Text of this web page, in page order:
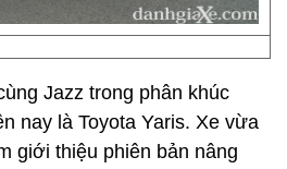
Jazz trong phân khúc
nay là Toyota Yaris. Xe vừa
giới thiệu phiên bản nâng